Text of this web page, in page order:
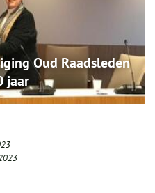
Oud Raadsleden
jaar